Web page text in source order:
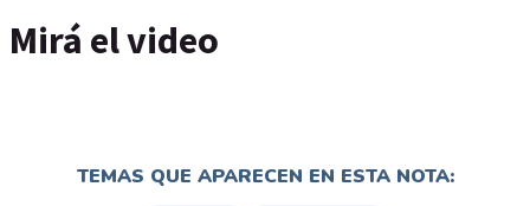
Mirá el video
TEMAS QUE APARECEN EN ESTA NOTA: